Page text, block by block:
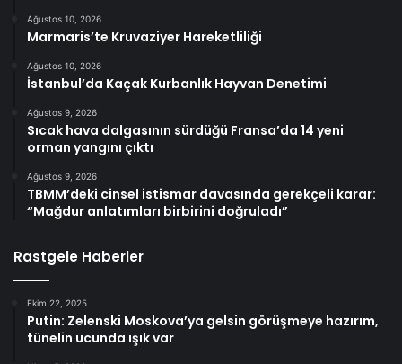
Ağustos 10, 2026
Marmaris’te Kruvaziyer Hareketliliği
Ağustos 10, 2026
İstanbul’da Kaçak Kurbanlık Hayvan Denetimi
Ağustos 9, 2026
Sıcak hava dalgasının sürdüğü Fransa’da 14 yeni
orman yangını çıktı
Ağustos 9, 2026
TBMM’deki cinsel istismar davasında gerekçeli karar:
“Mağdur anlatımları birbirini doğruladı”
Rastgele Haberler
Ekim 22, 2025
Putin: Zelenski Moskova’ya gelsin görüşmeye hazırım,
tünelin ucunda ışık var